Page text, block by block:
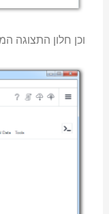
וכן חלון התצוגה